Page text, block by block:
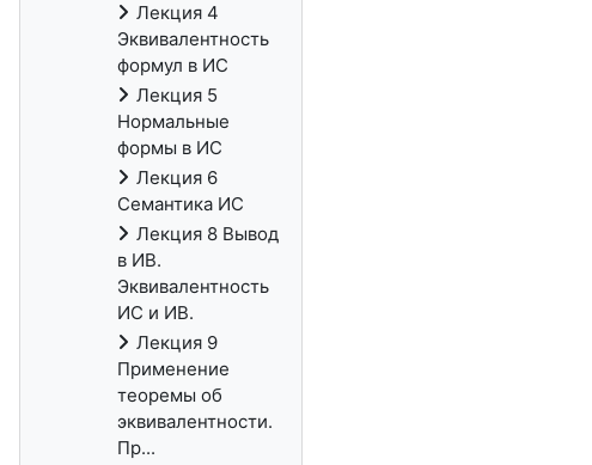
Лекция 4
Эквивалентность
формул в ИС
Лекция 5
Нормальные
формы в ИС
Лекция 6
Семантика ИС
Лекция 8 Вывод
в ИВ.
Эквивалентность
ИС и ИВ.
Лекция 9
Применение
теоремы об
эквивалентности.
Пр...